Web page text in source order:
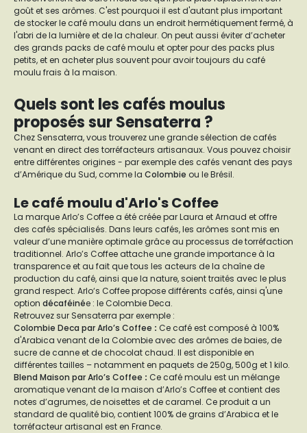
goût et ses arômes. C'est pourquoi il est d'autant plus important
de stocker le café moulu dans un endroit hermétiquement fermé, à
l'abri de la lumière et de la chaleur. On peut aussi éviter d’acheter
des grands packs de café moulu et opter pour des packs plus
petits, et en acheter plus souvent pour avoir toujours du café
moulu frais à la maison.
Quels sont les cafés moulus
proposés sur Sensaterra ?
Chez Sensaterra, vous trouverez une grande sélection de cafés
venant en direct des torréfacteurs artisanaux. Vous pouvez choisir
entre différentes origines - par exemple des cafés venant des pays
d’Amérique du Sud, comme la Colombie ou le Brésil.
Le café moulu d'Arlo's Coffee
La marque Arlo’s Coffee a été créée par Laura et Arnaud et offre
des cafés spécialisés. Dans leurs cafés, les arômes sont mis en
valeur d’une manière optimale grâce au processus de torréfaction
traditionnel. Arlo’s Coffee attache une grande importance à la
transparence et au fait que tous les acteurs de la chaîne de
production du café, ainsi que la nature, soient traités avec le plus
grand respect. Arlo‘s Coffee propose différents cafés, ainsi q'une
option décaféinée : le Colombie Deca.
Retrouvez sur Sensaterra par exemple :
Colombie Deca par Arlo’s Coffee : Ce café est composé à 100%
d'Arabica venant de la Colombie avec des arômes de baies, de
sucre de canne et de chocolat chaud. Il est disponible en
différentes tailles – notamment en paquets de 250g, 500g et 1 kilo.
Blend Maison par Arlo’s Coffee : Ce café moulu est un mélange
aromatique venant de la maison d’Arlo’s Coffee et contient des
notes d’agrumes, de noisettes et de caramel. Ce produit a un
standard de qualité bio, contient 100% de grains d’Arabica et le
torréfacteur artisanal est en France.